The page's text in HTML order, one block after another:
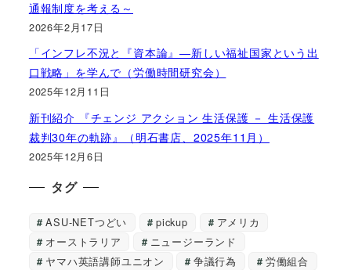
通報制度を考える～
2026年2月17日
「インフレ不況と『資本論』―新しい福祉国家という出
口戦略」を学んで（労働時間研究会）
2025年12月11日
新刊紹介 『チェンジ アクション 生活保護 － 生活保護
裁判30年の軌跡』（明石書店、2025年11月）
2025年12月6日
タグ
ASU-NETつどい pickup
アメリカ
オーストラリア
ニュージーランド
ヤマハ英語講師ユニオン
争議行為
労働組合